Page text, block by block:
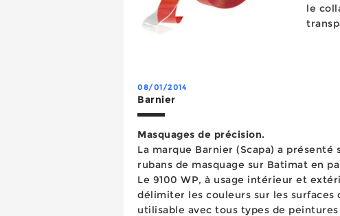
le
08/01/2014
Barnier
Masquages de précision.
La marque Barnier (Scapa) a présenté
rubans de masquage sur Batimat en
Le 9100 WP, à usage intérieur et
délimiter les couleurs sur les surfaces
utilisable avec tous types de